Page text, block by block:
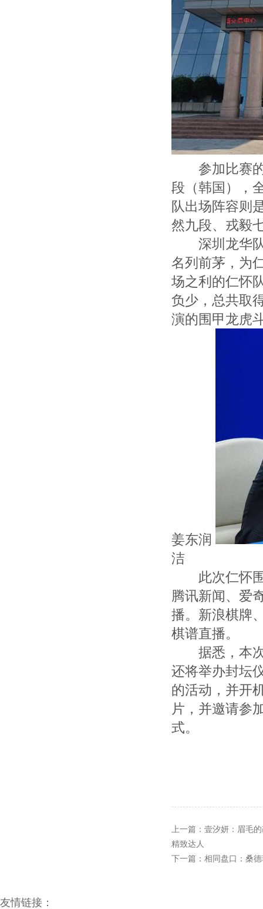
参加比赛的
段（韩国），
队出场阵容则
然九段、戎毅
深圳龙华队
名列前茅，为
场之利的仁怀
负少，总共取
演的围甲龙虎
姜东润
洁
此次仁怀围
腾讯新闻、爱
播。新浪棋牌
棋谱直播。
据悉，本次
还将举办封坛
的活动，并开
片，并邀请参
式。
上一篇： 壹汐妍：眉毛
精致达人
下一篇： 相同盘口：桑
友情链接：